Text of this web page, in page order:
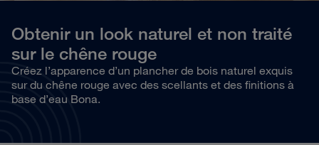
Obtenir un look naturel et non traité
sur le chêne rouge
Créez l’apparence d’un plancher de bois naturel exquis
sur du chêne rouge avec des scellants et des finitions à
base d’eau Bona.